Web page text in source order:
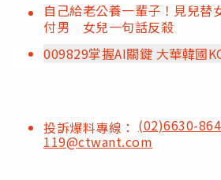
自己給老公養一輩子！見兒替
付男 女兒一句話反殺
009829掌握AI關鍵 大華韓國
投訴爆料專線： (02)6630-
119@ctwant.com